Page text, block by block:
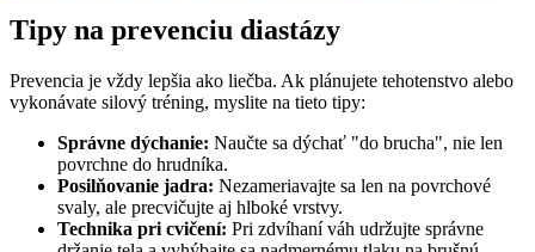
Tipy na prevenciu diastázy
Prevencia je vždy lepšia ako liečba. Ak plánujete tehotenstvo alebo
vykonávate silový tréning, myslite na tieto tipy:
Správne dýchanie: Naučte sa dýchať "do brucha", nie len
povrchne do hrudníka.
Posilňovanie jadra: Nezameriavajte sa len na povrchové
svaly, ale precvičujte aj hlboké vrstvy.
Technika pri cvičení: Pri zdvíhaní váh udržujte správne